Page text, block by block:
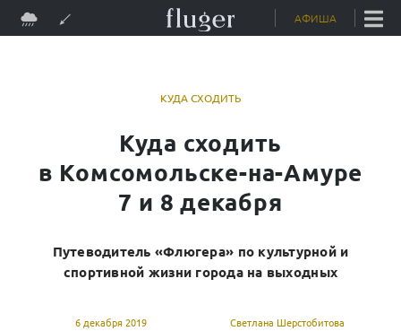
Skip
to
АФИША
КУДА СХОДИТЬ
Куда сходить
в Комсомольске-на-Амуре
7 и 8 декабря
Путеводитель «Флюгера» по культурной и
спортивной жизни города на выходных
6 декабря 2019 Светлана Шерстобитова